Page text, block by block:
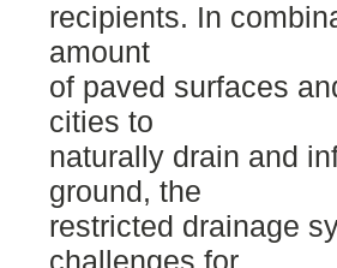
recipients. In
amount
of paved surfaces
cities to
naturally drain and
ground, the
restricted drainage
challenges for